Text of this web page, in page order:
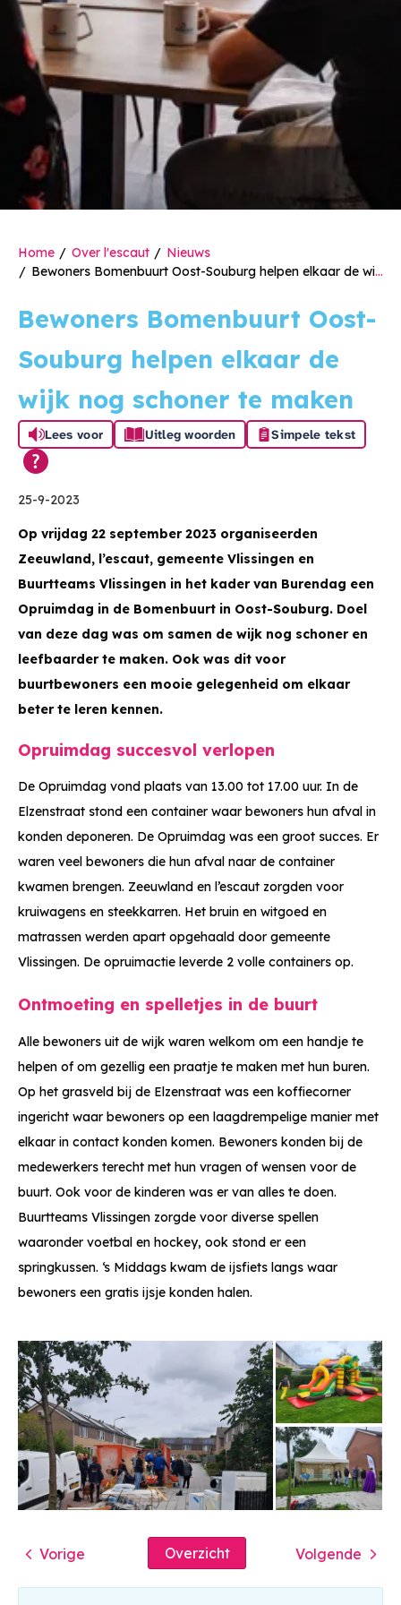
Home Over l'escaut
Nieuws
Bewoners Bomenbuurt Oost-Souburg helpen elkaar de wijk nog schoner te maken
Bewoners Bomenbuurt Oost-
Souburg helpen elkaar de
wijk nog schoner te maken
Lees voor Uitleg woorden Simpele tekst
25-9-2023
Op vrijdag 22 september 2023 organiseerden
Zeeuwland, l’escaut, gemeente Vlissingen en
Buurtteams Vlissingen in het kader van Burendag een
Opruimdag in de Bomenbuurt in Oost-Souburg. Doel
van deze dag was om samen de wijk nog schoner en
leefbaarder te maken. Ook was dit voor
buurtbewoners een mooie gelegenheid om elkaar
beter te leren kennen.
Opruimdag succesvol verlopen
De Opruimdag vond plaats van 13.00 tot 17.00 uur. In de
Elzenstraat stond een container waar bewoners hun afval in
konden deponeren. De Opruimdag was een groot succes. Er
waren veel bewoners die hun afval naar de container
kwamen brengen. Zeeuwland en l’escaut zorgden voor
kruiwagens en steekkarren. Het bruin en witgoed en
matrassen werden apart opgehaald door gemeente
Vlissingen. De opruimactie leverde 2 volle containers op.
Ontmoeting en spelletjes in de buurt
Alle bewoners uit de wijk waren welkom om een handje te
helpen of om gezellig een praatje te maken met hun buren.
Op het grasveld bij de Elzenstraat was een koffiecorner
ingericht waar bewoners op een laagdrempelige manier met
elkaar in contact konden komen. Bewoners konden bij de
medewerkers terecht met hun vragen of wensen voor de
buurt. Ook voor de kinderen was er van alles te doen.
Buurtteams Vlissingen zorgde voor diverse spellen
waaronder voetbal en hockey, ook stond er een
springkussen. ‘s Middags kwam de ijsfiets langs waar
bewoners een gratis ijsje konden halen.
Volgende
Overzicht
Vorige